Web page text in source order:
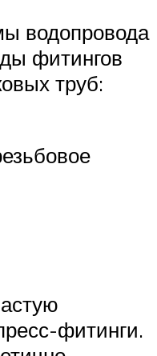
водопровода
фитингов
труб:
фитинги.